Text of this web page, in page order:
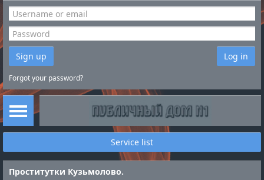
Sign up Log in
Forgot your password?
Service list
Проститутки Кузьмолово.